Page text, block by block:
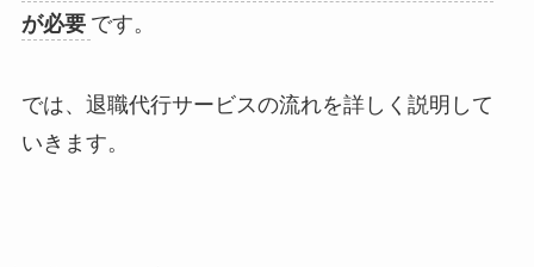
が必要 です。
では、退職代行サービスの流れを詳しく説明して
いきます。